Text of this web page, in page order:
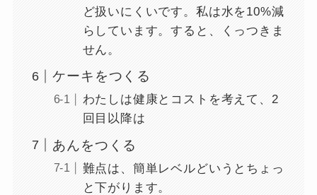
ど扱いにくいです。私は水を10%減
らしています。すると、くっつきま
せん。
ケーキをつくる
わたしは健康とコストを考えて、2
回目以降は
あんをつくる
難点は、簡単レベルどいうとちょっ
と下がります。